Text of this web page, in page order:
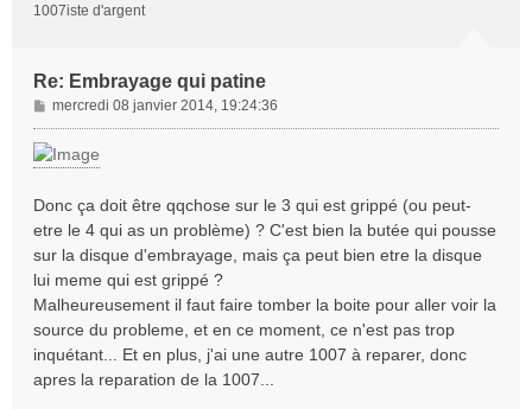
1007iste d'argent
Re: Embrayage qui patine
M
e
s
s
g
e
mercredi 08 janvier 2014, 19:24:36
Donc ça doit être qqchose sur le 3 qui est grippé (ou peut-
etre le 4 qui as un problème) ? C'est bien la butée qui pousse
sur la disque d'embrayage, mais ça peut bien etre la disque
lui meme qui est grippé ?
Malheureusement il faut faire tomber la boite pour aller voir la
source du probleme, et en ce moment, ce n'est pas trop
inquétant... Et en plus, j'ai une autre 1007 à reparer, donc
apres la reparation de la 1007...